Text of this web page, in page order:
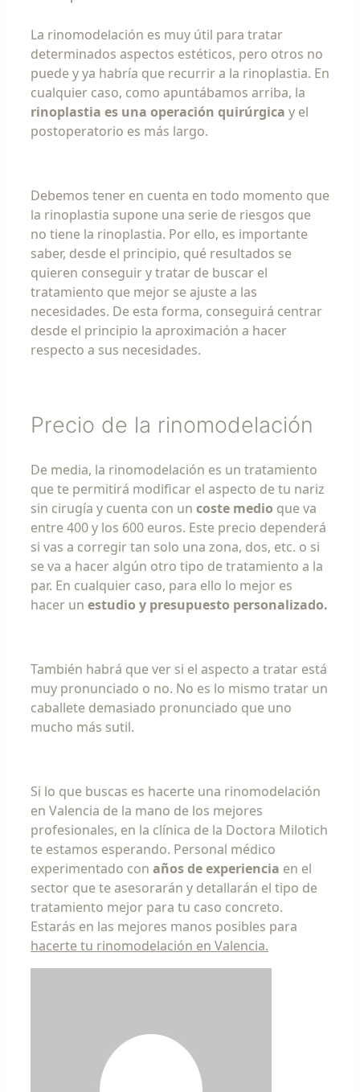
La rinomodelación es muy útil para tratar
determinados aspectos estéticos, pero otros no
puede y ya habría que recurrir a la rinoplastia. En
cualquier caso, como apuntábamos arriba, la
rinoplastia es una operación quirúrgica y el
postoperatorio es más largo.
Debemos tener en cuenta en todo momento que
la rinoplastia supone una serie de riesgos que
no tiene la rinoplastia. Por ello, es importante
saber, desde el principio, qué resultados se
quieren conseguir y tratar de buscar el
tratamiento que mejor se ajuste a las
necesidades. De esta forma, conseguirá centrar
desde el principio la aproximación a hacer
respecto a sus necesidades.
Precio de la rinomodelación
De media, la rinomodelación es un tratamiento
que te permitirá modificar el aspecto de tu nariz
sin cirugía y cuenta con un coste medio que va
entre 400 y los 600 euros. Este precio dependerá
si vas a corregir tan solo una zona, dos, etc. o si
se va a hacer algún otro tipo de tratamiento a la
par. En cualquier caso, para ello lo mejor es
hacer un estudio y presupuesto personalizado.
También habrá que ver si el aspecto a tratar está
muy pronunciado o no. No es lo mismo tratar un
caballete demasiado pronunciado que uno
mucho más sutil.
Si lo que buscas es hacerte una rinomodelación
en Valencia de la mano de los mejores
profesionales, en la clínica de la Doctora Milotich
te estamos esperando. Personal médico
experimentado con años de experiencia en el
sector que te asesorarán y detallarán el tipo de
tratamiento mejor para tu caso concreto.
Estarás en las mejores manos posibles para
hacerte tu rinomodelación en Valencia.